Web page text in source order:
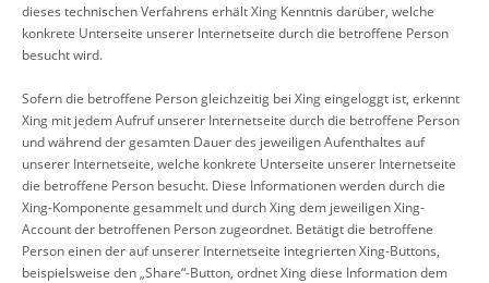
dieses technischen Verfahrens erhält Xing Kenntnis darüber, welche
konkrete Unterseite unserer Internetseite durch die betroffene Person
besucht wird.
Sofern die betroffene Person gleichzeitig bei Xing eingeloggt ist, erkennt
Xing mit jedem Aufruf unserer Internetseite durch die betroffene Person
und während der gesamten Dauer des jeweiligen Aufenthaltes auf
unserer Internetseite, welche konkrete Unterseite unserer Internetseite
die betroffene Person besucht. Diese Informationen werden durch die
Xing-Komponente gesammelt und durch Xing dem jeweiligen Xing-
Account der betroffenen Person zugeordnet. Betätigt die betroffene
Person einen der auf unserer Internetseite integrierten Xing-Buttons,
beispielsweise den „Share“-Button, ordnet Xing diese Information dem